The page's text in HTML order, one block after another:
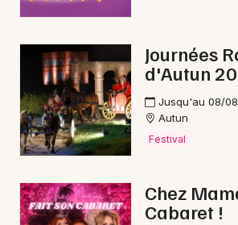
Artistes en tournée
Actus à Digoin
Magazine à Digoin
Journées
d'Autun
Jusqu'au 08/
Autun
Festival
Chez
Cabaret !